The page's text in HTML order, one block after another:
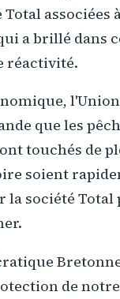
associées
a brillé dans
réactivité.
que les
touchés de
soient
la société
de